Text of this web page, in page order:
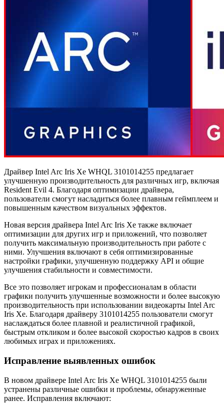
Драйвер Intel Arc Iris Xe WHQL 3101014255 предлагает
улучшенную производительность для различных игр, включая
Resident Evil 4. Благодаря оптимизации драйвера,
пользователи смогут насладиться более плавным геймплеем и
повышенным качеством визуальных эффектов.
Новая версия драйвера Intel Arc Iris Xe также включает
оптимизации для других игр и приложений, что позволяет
получить максимальную производительность при работе с
ними. Улучшения включают в себя оптимизированные
настройки графики, улучшенную поддержку API и общие
улучшения стабильности и совместимости.
Все это позволяет игрокам и профессионалам в области
графики получить улучшенные возможности и более высокую
производительность при использовании видеокарты Intel Arc
Iris Xe. Благодаря драйверу 3101014255 пользователи смогут
наслаждаться более плавной и реалистичной графикой,
быстрым откликом и более высокой скоростью кадров в своих
любимых играх и приложениях.
Исправление выявленных ошибок
В новом драйвере Intel Arc Iris Xe WHQL 3101014255 были
устранены различные ошибки и проблемы, обнаруженные
ранее. Исправления включают: